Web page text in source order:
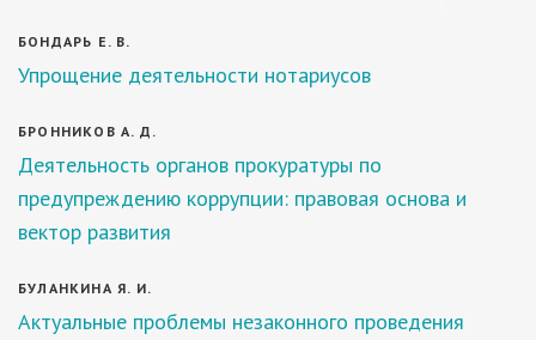
БОНДАРЬ Е. В.
Упрощение деятельности нотариусов
БРОННИКОВ А. Д.
Деятельность органов прокуратуры по
предупреждению коррупции: правовая основа и
вектор развития
БУЛАНКИНА Я. И.
Актуальные проблемы незаконного проведения